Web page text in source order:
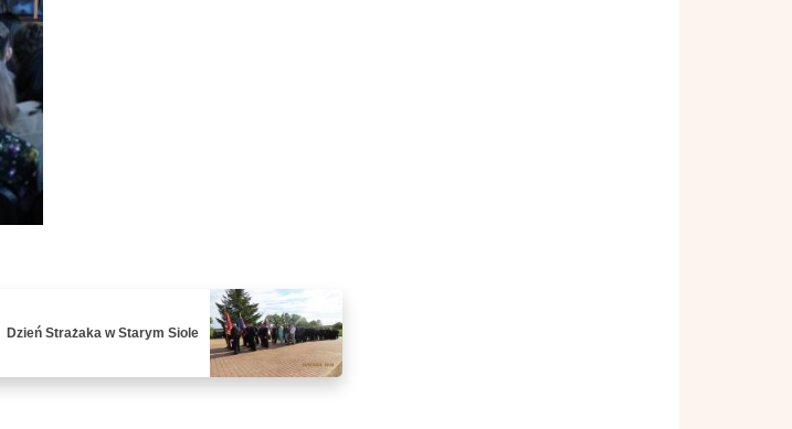
Dzień Strażaka w Starym Siole